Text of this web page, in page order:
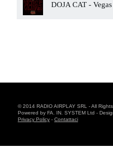
DOJA CAT -
© 2014 RADIO AIRPLAY SRL - All
Powered by FA. IN. SYSTEM Ltd -
Privacy Policy - Contattaci